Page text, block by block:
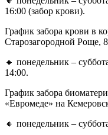
16:00 (забор крови).
График забора крови в
Старозагородной Роще,
🔸 понедельник –
14:00.
График забора
«Евромеде» на
🔸 понедельник –